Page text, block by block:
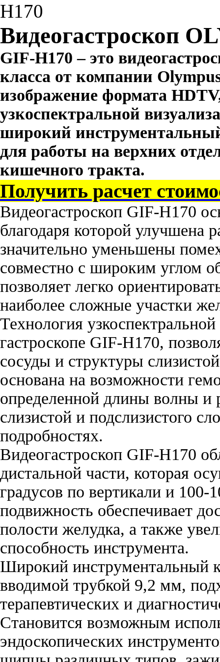
H170
Видеогастроскоп
GIF-H170 – это
класса от компании
изображение формата
узкоспектральной
широкий
для работы на верхних
кишечного тракта.
Получить расчет
Видеогастроскоп GIF-H170
благодаря которой улучшена
значительно уменьшены
совместно с широким углом
позволяет легко
наиболее сложные участки
Технология
гастроскопе GIF-H170,
сосуды и структуры
основана на возможности
определенной длины волны и
слизистой и подслизистого
подробностях.
Видеогастроскоп GIF-H170
дистальной части, которая
градусов по вертикали и 100-
подвижность обеспечивает
полости желудка, а также
способность инструмента.
Широкий инструментальный
вводимой трубкой 9,2 мм,
терапевтических и
Становится возможным
эндоскопических